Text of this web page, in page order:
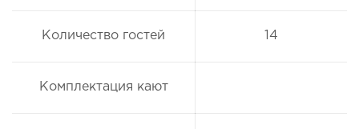
Количество гостей 14
Комплектация кают